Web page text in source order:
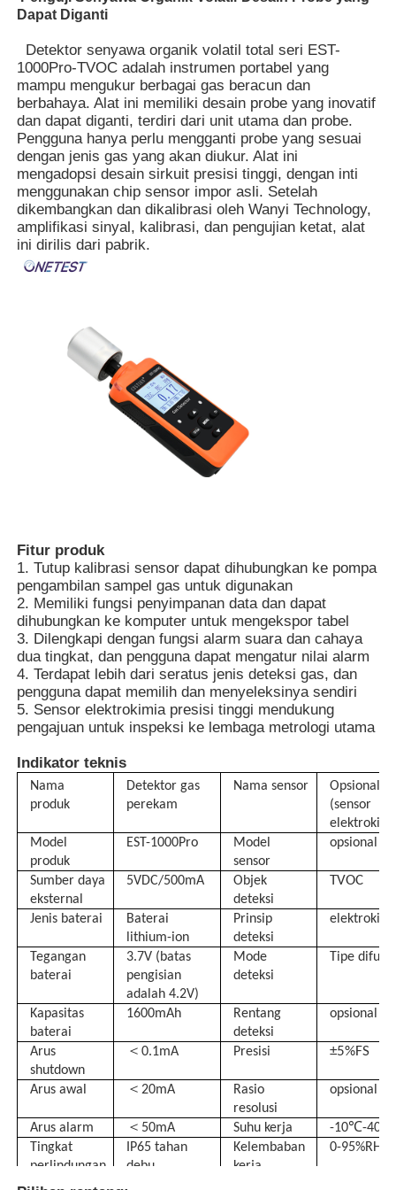
Produk
Kontrol kualitas
Hubungi kami
Berita
Semua Kasus
Quote request suatu
Detektor Radiasi Nuklir
dosimeter pribadi
Sensor Sinar-X
Sistem Pemantauan Radiasi Nuklir
detektor radon
Monitor ion negatif atmosfer
Dapat Diganti
Detektor senyawa organik volatil total seri EST-
1000Pro-TVOC adalah instrumen portabel yang
mampu mengukur berbagai gas beracun dan
berbahaya. Alat ini memiliki desain probe yang inovatif
dan dapat diganti, terdiri dari unit utama dan probe.
Pengguna hanya perlu mengganti probe yang sesuai
dengan jenis gas yang akan diukur. Alat ini
mengadopsi desain sirkuit presisi tinggi, dengan inti
menggunakan chip sensor impor asli. Setelah
dikembangkan dan dikalibrasi oleh Wanyi Technology,
amplifikasi sinyal, kalibrasi, dan pengujian ketat, alat
ini dirilis dari pabrik.
Fitur produk
1. Tutup kalibrasi sensor dapat dihubungkan ke pompa
pengambilan sampel gas untuk digunakan
2. Memiliki fungsi penyimpanan data dan dapat
dihubungkan ke komputer untuk mengekspor tabel
3. Dilengkapi dengan fungsi alarm suara dan cahaya
dua tingkat, dan pengguna dapat mengatur nilai alarm
4. Terdapat lebih dari seratus jenis deteksi gas, dan
pengguna dapat memilih dan menyeleksinya sendiri
5. Sensor elektrokimia presisi tinggi mendukung
pengajuan untuk inspeksi ke lembaga metrologi utama
Indikator teknis
Nama
produk
Detektor gas
perekam
Nama sensor
Opsional
(sensor
Model
produk
EST-1000Pro
Model
sensor
opsional
Sumber daya
eksternal
5VDC/500mA
Objek
deteksi
TVOC
Jenis baterai
Baterai
lithium-ion
Prinsip
deteksi
Tegangan
baterai
3.7V (batas
pengisian
adalah 4.2V)
Mode
deteksi
Tipe difusi
Kapasitas
baterai
1600mAh
Rentang
deteksi
opsional
Arus
shutdown
＜0.1mA Presisi ±5%FS
Arus awal ＜ 20mA
Rasio
resolusi
opsional
Arus alarm ＜ 50mA Suhu kerja
-10℃-40℃
Tingkat
perlindungan
IP65 tahan
debu
Kelembaban
kerja
0-95%RH
Mode